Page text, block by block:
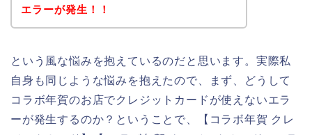
エラーが発生！！
という風な悩みを抱えているのだと思います。実際私
自身も同じような悩みを抱えたので、まず、どうして
コラボ年賀のお店でクレジットカードが使えないエラ
ーが発生するのか？ということで、【コラボ年賀 クレ